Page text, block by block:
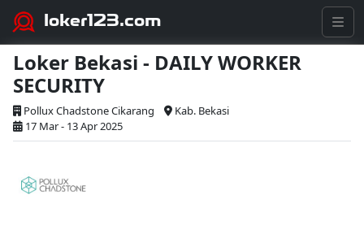
loker123.com
Loker Bekasi - DAILY WORKER
SECURITY
Pollux Chadstone Cikarang
Kab. Bekasi
17 Mar - 13 Apr 2025